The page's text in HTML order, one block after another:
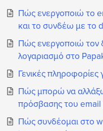
Πώς ενεργοποιώ το
και το συνδέω με το
Πώς ενεργοποιώ τον
λογαριασμό στο
Γενικές πληροφορίες
Πώς μπορώ να
πρόσβασης του email
Πώς συνδέομαι στο